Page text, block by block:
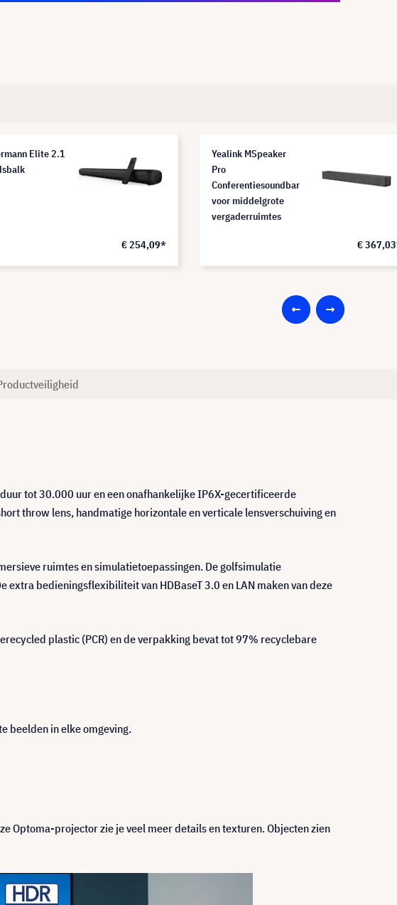
Elite 2.1
€ 254,09*
Yealink MSpeaker
Pro
Conferentiesoundbar
voor middelgrote
vergaderruimtes
€
tot 30.000 uur en een onafhankelijke IP6X-gecertificeerde
throw lens, handmatige horizontale en verticale lensverschuiving en
ruimtes en simulatietoepassingen. De golfsimulatie
bedieningsflexibiliteit van HDBaseT 3.0 en LAN maken van deze
plastic (PCR) en de verpakking bevat tot 97% recyclebare
beelden in elke omgeving.
Optoma-projector zie je veel meer details en texturen. Objecten zien